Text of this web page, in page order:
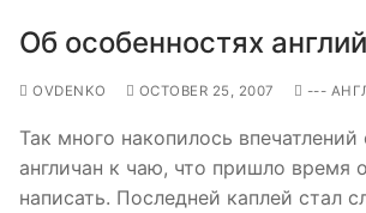
Об особенностях
OVDENKO OCTOBER 25, 2007 ---
Так много накопилось
англичан к чаю, что пришло время
написать. Последней каплей стал